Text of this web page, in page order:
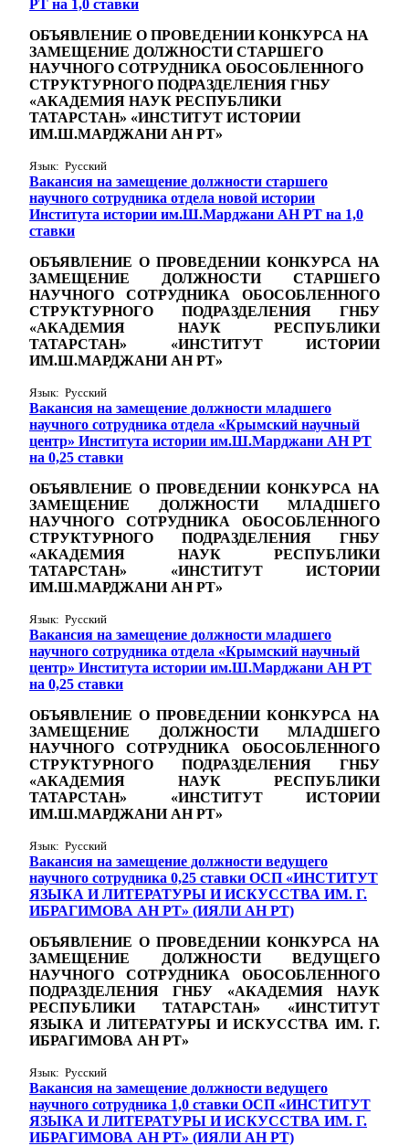
РТ на 1,0 ставки
ОБЪЯВЛЕНИЕ О ПРОВЕДЕНИИ КОНКУРСА НА
ЗАМЕЩЕНИЕ ДОЛЖНОСТИ СТАРШЕГО
НАУЧНОГО СОТРУДНИКА ОБОСОБЛЕННОГО
СТРУКТУРНОГО ПОДРАЗДЕЛЕНИЯ ГНБУ
«АКАДЕМИЯ НАУК РЕСПУБЛИКИ
ТАТАРСТАН» «ИНСТИТУТ ИСТОРИИ
ИМ.Ш.МАРДЖАНИ АН РТ»
Язык: Русский
Вакансия на замещение должности старшего
научного сотрудника отдела новой истории
Института истории им.Ш.Марджани АН РТ на 1,0
ставки
ОБЪЯВЛЕНИЕ О ПРОВЕДЕНИИ КОНКУРСА НА
ЗАМЕЩЕНИЕ ДОЛЖНОСТИ СТАРШЕГО
НАУЧНОГО СОТРУДНИКА ОБОСОБЛЕННОГО
СТРУКТУРНОГО ПОДРАЗДЕЛЕНИЯ ГНБУ
«АКАДЕМИЯ НАУК РЕСПУБЛИКИ
ТАТАРСТАН» «ИНСТИТУТ ИСТОРИИ
ИМ.Ш.МАРДЖАНИ АН РТ»
Язык: Русский
Вакансия на замещение должности младшего
научного сотрудника отдела «Крымский научный
центр» Института истории им.Ш.Марджани АН РТ
на 0,25 ставки
ОБЪЯВЛЕНИЕ О ПРОВЕДЕНИИ КОНКУРСА НА
ЗАМЕЩЕНИЕ ДОЛЖНОСТИ МЛАДШЕГО
НАУЧНОГО СОТРУДНИКА ОБОСОБЛЕННОГО
СТРУКТУРНОГО ПОДРАЗДЕЛЕНИЯ ГНБУ
«АКАДЕМИЯ НАУК РЕСПУБЛИКИ
ТАТАРСТАН» «ИНСТИТУТ ИСТОРИИ
ИМ.Ш.МАРДЖАНИ АН РТ»
Язык: Русский
Вакансия на замещение должности младшего
научного сотрудника отдела «Крымский научный
центр» Института истории им.Ш.Марджани АН РТ
на 0,25 ставки
ОБЪЯВЛЕНИЕ О ПРОВЕДЕНИИ КОНКУРСА НА
ЗАМЕЩЕНИЕ ДОЛЖНОСТИ МЛАДШЕГО
НАУЧНОГО СОТРУДНИКА ОБОСОБЛЕННОГО
СТРУКТУРНОГО ПОДРАЗДЕЛЕНИЯ ГНБУ
«АКАДЕМИЯ НАУК РЕСПУБЛИКИ
ТАТАРСТАН» «ИНСТИТУТ ИСТОРИИ
ИМ.Ш.МАРДЖАНИ АН РТ»
Язык: Русский
Вакансия на замещение должности ведущего
научного сотрудника 0,25 ставки ОСП «ИНСТИТУТ
ЯЗЫКА И ЛИТЕРАТУРЫ И ИСКУССТВА ИМ. Г.
ИБРАГИМОВА АН РТ» (ИЯЛИ АН РТ)
ОБЪЯВЛЕНИЕ О ПРОВЕДЕНИИ КОНКУРСА НА
ЗАМЕЩЕНИЕ ДОЛЖНОСТИ ВЕДУЩЕГО
НАУЧНОГО СОТРУДНИКА ОБОСОБЛЕННОГО
ПОДРАЗДЕЛЕНИЯ ГНБУ «АКАДЕМИЯ НАУК
РЕСПУБЛИКИ ТАТАРСТАН» «ИНСТИТУТ
ЯЗЫКА И ЛИТЕРАТУРЫ И ИСКУССТВА ИМ. Г.
ИБРАГИМОВА АН РТ»
Язык: Русский
Вакансия на замещение должности ведущего
научного сотрудника 1,0 ставки ОСП «ИНСТИТУТ
ЯЗЫКА И ЛИТЕРАТУРЫ И ИСКУССТВА ИМ. Г.
ИБРАГИМОВА АН РТ» (ИЯЛИ АН РТ)